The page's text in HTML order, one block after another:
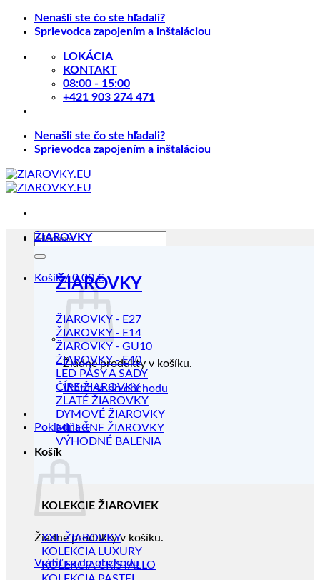
Skip
Nenašli ste čo ste hľadali?
Sprievodca zapojením a inštaláciou
LOKÁCIA
KONTAKT
08:00 - 15:00
+421 903 274 471
Nenašli ste čo ste hľadali?
Sprievodca zapojením a inštaláciou
Hľadať:
Košík /0.00€
Žiadne produkty v košíku.
Vrátiť sa do obchodu
Pokladňa +
Košík
Žiadne produkty v košíku.
Vrátiť sa do obchodu
ŽIAROVKY
ŽIAROVKY
ŽIAROVKY - E27
ŽIAROVKY - E14
ŽIAROVKY - GU10
ŽIAROVKY - E40
LED PÁSY A SADY
ČÍRE ŽIAROVKY
ZLATÉ ŽIAROVKY
DYMOVÉ ŽIAROVKY
MLIEČNE ŽIAROVKY
VÝHODNÉ BALENIA
KOLEKCIE ŽIAROVIEK
XXL ŽIAROVKY
KOLEKCIA LUXURY
KOLEKCIA CRISTALLO